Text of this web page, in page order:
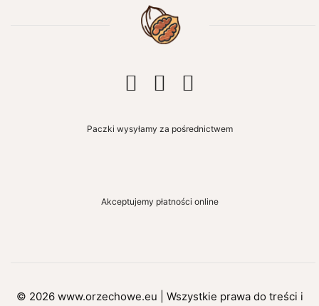
Paczki wysyłamy za pośrednictwem
Akceptujemy płatności online
© 2026 www.orzechowe.eu
| Wszystkie prawa do treści i